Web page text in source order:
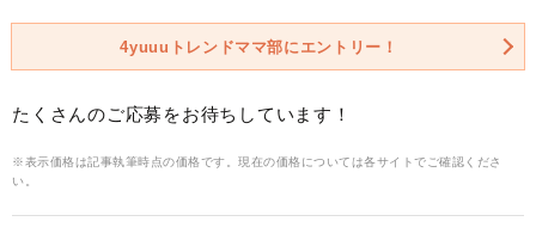
4yuuuトレンドママ部にエントリー！
たくさんのご応募をお待ちしています！
※表示価格は記事執筆時点の価格です。現在の価格については各サイトでご確認くださ
い。